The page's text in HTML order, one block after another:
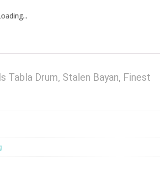
Tabla Drum, Stalen Bayan, Finest